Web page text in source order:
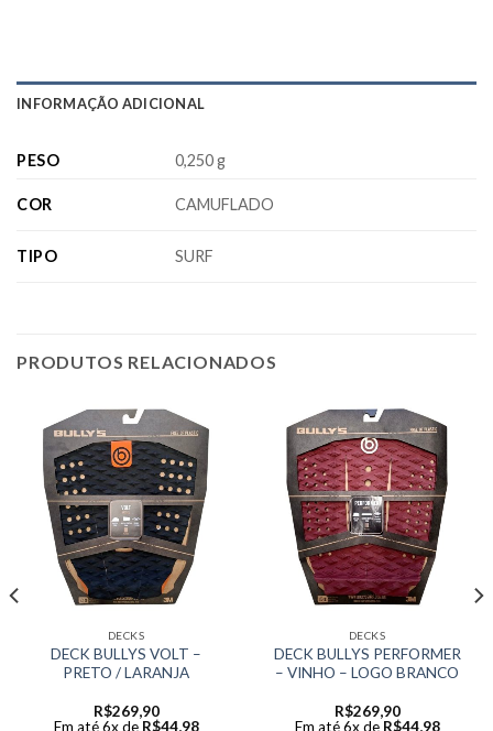
INFORMAÇÃO ADICIONAL
PESO 0,250 g
COR CAMUFLADO
TIPO SURF
PRODUTOS RELACIONADOS
DECKS
DECK BULLYS VOLT –
PRETO / LARANJA
R$269,90
Em até 6x de R$44,98
DECKS
DECK BULLYS PERFORMER
– VINHO – LOGO BRANCO
R$269,90
Em até 6x de R$44,98